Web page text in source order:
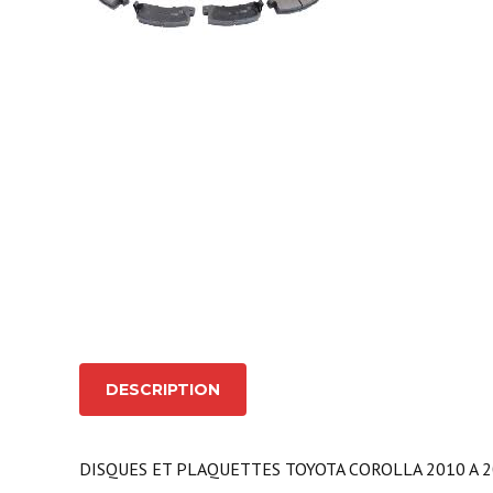
DESCRIPTION
DISQUES ET PLAQUETTES TOYOTA COROLLA 2010 A